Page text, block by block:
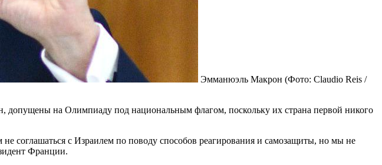
Эмманюэль Макрон (Фото: Claudio Reis /
допущены на Олимпиаду под национальным флагом, поскольку их страна первой никого
соглашаться с Израилем по поводу способов реагирования и самозащиты, но мы не
Франции.